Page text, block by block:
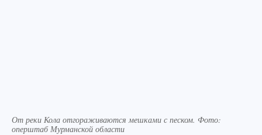
От реки Кола отгораживаются мешками с песком. Фото:
оперштаб Мурманской области